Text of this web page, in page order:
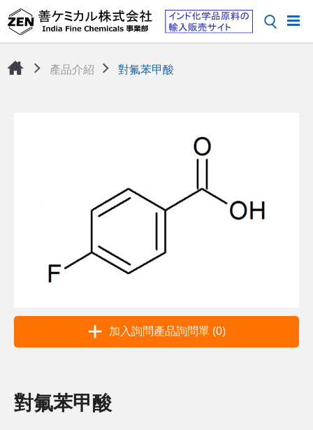
產品介紹 對氟苯甲酸
加入詢問產品詢問單 (0)
對氟苯甲酸